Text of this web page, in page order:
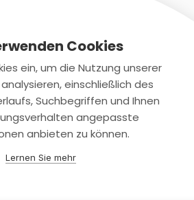
Cookies
ein, um die Nutzung unserer
einschließlich des
Suchbegriffen und Ihnen
angepasste
anbieten zu können.
Lernen Sie mehr